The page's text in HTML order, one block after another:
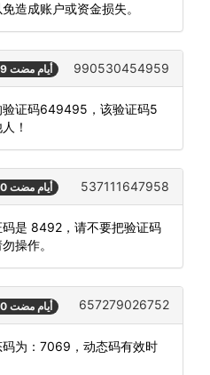
造成账户或资金损失。
269 أيام مضت 990530454959
验证码649495，该验证码5
！
270 أيام مضت 537111647958
码是 8492，请不要把验证码
操作。
270 أيام مضت 657279026752
码为：7069，动态码有效时